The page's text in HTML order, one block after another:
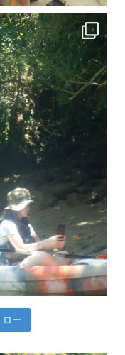
ロー